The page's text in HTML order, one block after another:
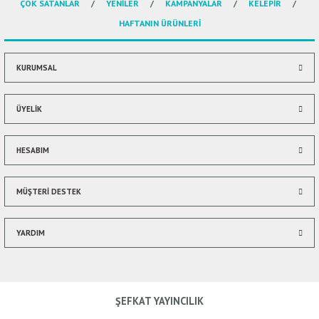
Ürün açıklamasında eksik bilgiler bulunuyor.
Ürün bilgilerinde hatalar bulunuyor.
Bu ürüne benzer farklı alternatifler olmalı.
ÇOK SATANLAR
YENİLER KAMPANYALAR
KELEPİR
HAFTANIN ÜRÜNLERİ
KURUMSAL
ÜYELİK
HESABIM
MÜŞTERİ DESTEK
YARDIM
ŞEFKAT YAYINCILIK